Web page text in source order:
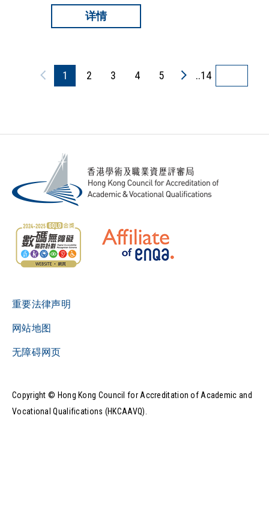
详情
1 2 3 4 5 ..14
重要法律声明
网站地图
无障碍网页
Copyright © Hong Kong Council for Accreditation of Academic and
Vocational Qualifications (HKCAAVQ).